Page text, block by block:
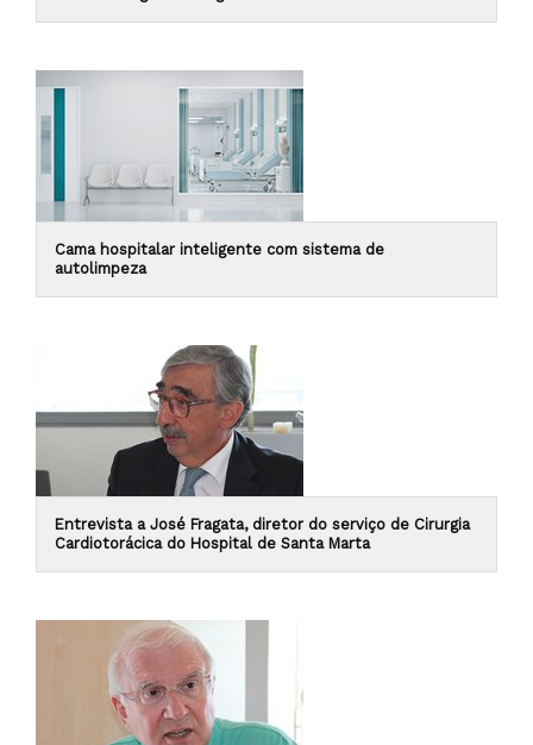
Cama hospitalar inteligente com sistema de
autolimpeza
Entrevista a José Fragata, diretor do serviço de Cirurgia
Cardiotorácica do Hospital de Santa Marta